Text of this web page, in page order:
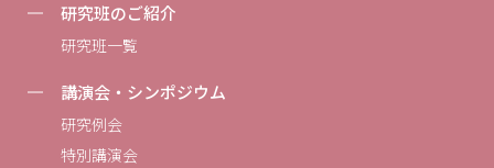
研究班のご紹介
研究班一覧
講演会・シンポジウム
研究例会
特別講演会